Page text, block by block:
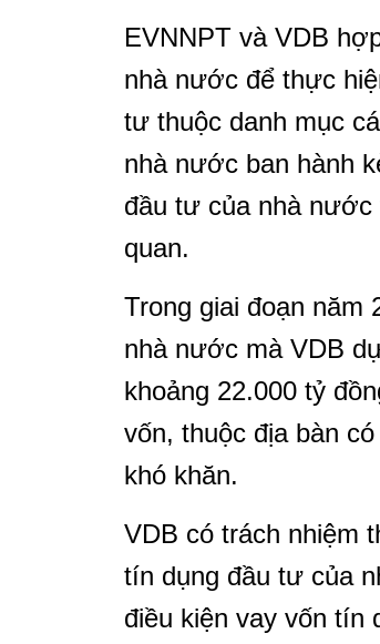
EVNNPT và VDB
nhà nước để thực
tư thuộc danh mục
nhà nước ban hành
đầu tư của nhà nước
quan.
Trong giai đoạn năm
nhà nước mà VDB
khoảng 22.000 tỷ
vốn, thuộc địa bàn
khó khăn.
VDB có trách nhiệm
tín dụng đầu tư của
điều kiện vay vốn tín